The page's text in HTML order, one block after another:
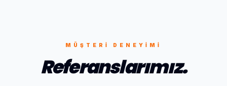
MÜŞTERI DENEYIMI
Referanslarımız.